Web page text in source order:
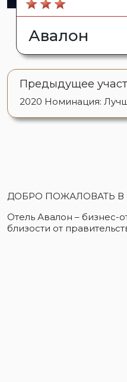
Авалон
Предыдущее
2020 Номинация:
ДОБРО ПОЖАЛОВАТЬ В
Отель Авалон – бизнес-
близости от